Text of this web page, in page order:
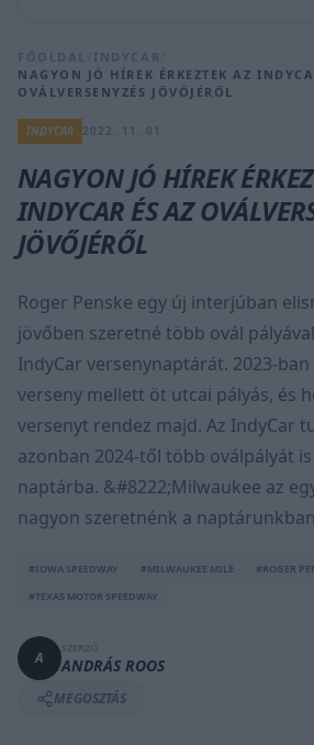
FŐOLDAL INDYCAR
NAGYON JÓ HÍREK ÉRKEZTEK AZ
OVÁLVERSENYZÉS JÖVŐJÉRŐL
INDYCAR
NAGYON JÓ HÍREK
INDYCAR ÉS AZ
JÖVŐJÉRŐL
Roger Penske egy új interjúban
jövőben szeretné több ovál
IndyCar versenynaptárát. 2023-
verseny mellett öt utcai pályás, és
versenyt rendez majd. Az IndyCar
azonban 2024-től több oválpályát
naptárba. &#8222;Milwaukee az
nagyon szeretnénk a
#IOWA SPEEDWAY #MILWAUKEE MILE
#ROGER
#TEXAS MOTOR SPEEDWAY
A ANDRÁS ROOS
MEGOSZTÁS